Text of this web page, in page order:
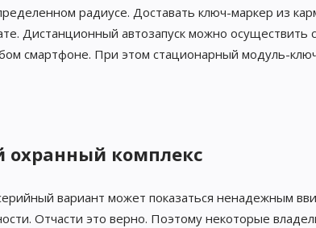
радиусе. Доставать ключ-маркер из
Дистанционный автозапуск можно осуществить
смартфоне. При этом стационарный модуль-
охранный комплекс
вариант может показаться ненадежным
Отчасти это верно. Поэтому некоторые